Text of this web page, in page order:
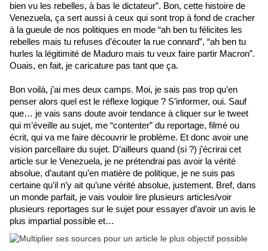
bien vu les rebelles, à bas le dictateur”. Bon, cette histoire de
Venezuela, ça sert aussi à ceux qui sont trop à fond de cracher
à la gueule de nos politiques en mode “ah ben tu félicites les
rebelles mais tu refuses d’écouter la rue connard”, “ah ben tu
hurles la légitimité de Maduro mais tu veux faire partir Macron”.
Ouais, en fait, je caricature pas tant que ça.
Bon voilà, j’ai mes deux camps. Moi, je sais pas trop qu’en
penser alors quel est le réflexe logique ? S’informer, oui. Sauf
que… je vais sans doute avoir tendance à cliquer sur le tweet
qui m’éveille au sujet, me “contenter” du reportage, filmé ou
écrit, qui va me faire découvrir le problème. Et donc avoir une
vision parcellaire du sujet. D’ailleurs quand (si ?) j’écrirai cet
article sur le Venezuela, je ne prétendrai pas avoir la vérité
absolue, d’autant qu’en matière de politique, je ne suis pas
certaine qu’il n’y ait qu’une vérité absolue, justement. Bref, dans
un monde parfait, je vais vouloir lire plusieurs articles/voir
plusieurs reportages sur le sujet pour essayer d’avoir un avis le
plus impartial possible et…